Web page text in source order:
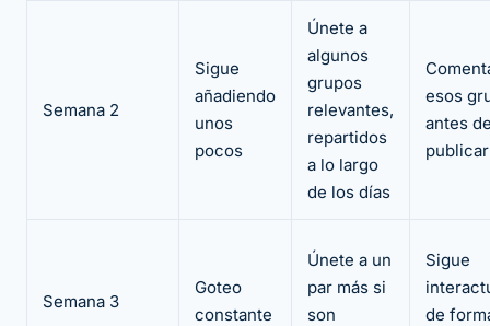
Semana 2
Sigue
añadiendo
unos
pocos
Únete a
algunos
grupos
relevantes,
repartidos
a lo largo
de los días
esos
antes
publicar
Semana 3
Goteo
constante
Únete a un
par más si
son
Sigue
de